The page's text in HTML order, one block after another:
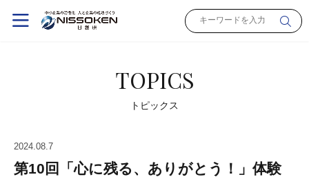
TOPICS
トピックス
2024.08.7
第10回「心に残る、ありがとう！」体験